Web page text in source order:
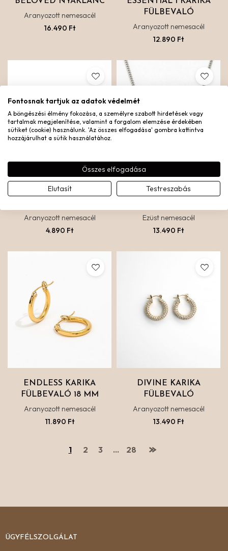
Aranyozott nemesacél
16.490 Ft
FÜLBEVALÓ
Aranyozott nemesacél
12.890 Ft
MINI HOROSZKÓPOS
Aranyozott nemesacél
4.890 Ft
ANGYALSZÁM EGYEDI
Ezüst nemesacél
13.490 Ft
ENDLESS KARIKA
FÜLBEVALÓ 18 MM
Aranyozott nemesacél
11.890 Ft
DIVINE KARIKA
FÜLBEVALÓ
Aranyozott nemesacél
13.490 Ft
1 2 3 … 28
ÜGYFÉLSZOLGÁLAT
Fontosnak tartjuk az adatok védelmét
A böngészési élmény fokozása, a személyre szabott hirdetések vagy
tartalmak megjelenítése, valamint a forgalom elemzése érdekében
sütiket (cookie) használunk. 'Az összes elfogadása' gombra kattintva
hozzájárulhat a sütik használatához.
Összes elfogadása
Elutasít Testreszabás